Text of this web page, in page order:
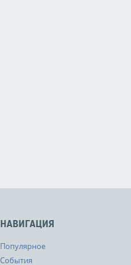
НАВИГАЦИЯ
Популярное
События